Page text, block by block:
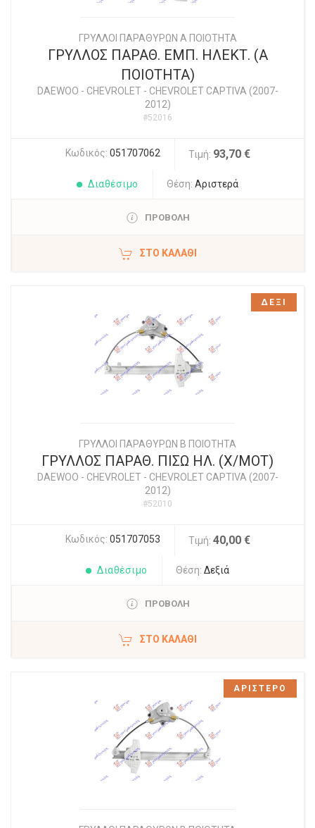
ΓΡΥΛΛΟΙ ΠΑΡΑΘΥΡΩΝ Α ΠΟΙΟΤΗΤΑ
ΓΡΥΛΛΟΣ ΠΑΡΑΘ. ΕΜΠ. ΗΛΕΚΤ. (Α
ΠΟΙΟΤΗΤΑ)
DAEWOO - CHEVROLET- CHEVROLET CAPTIVA (2007-
2012)
#52016
Κωδικός: 051707062 Τιμή: 93,70 €
Διαθέσιμο Θέση: Αριστερά
ΠΡΟΒΟΛΗ
ΣΤΟ ΚΑΛΆΘΙ
ΓΡΥΛΛΟΙ ΠΑΡΑΘΥΡΩΝ Β ΠΟΙΟΤΗΤΑ
ΓΡΥΛΛΟΣ ΠΑΡΑΘ. ΠΙΣΩ ΗΛ. (Χ/ΜΟΤ)
DAEWOO - CHEVROLET- CHEVROLET CAPTIVA (2007-
2012)
#52010
Κωδικός: 051707053 Τιμή: 40,00 €
Διαθέσιμο Θέση: Δεξιά
ΠΡΟΒΟΛΗ
ΣΤΟ ΚΑΛΆΘΙ
ΔΕΞΙ
ΑΡΙΣΤΕΡΟ